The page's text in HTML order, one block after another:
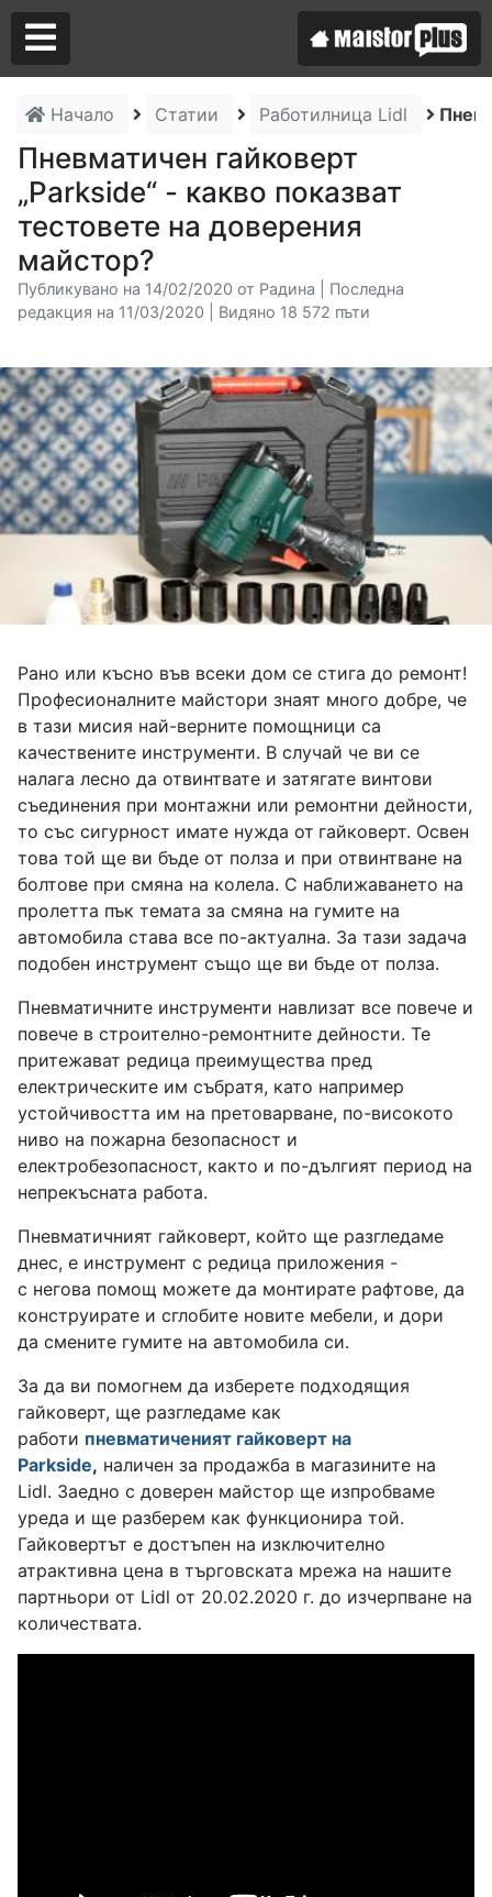
Начало Статии Работилница Lidl
Пневматичен гайковерт
„Parkside“ - какво показват
тестовете на доверения
майстор?
Публикувано на 14/02/2020 от Радина | Последна
редакция на 11/03/2020 | Видяно 18 572 пъти
Рано или късно във всеки дом се стига до ремонт!
Професионалните майстори знаят много добре, че
в тази мисия най-верните помощници са
качествените инструменти. В случай че ви се
налага лесно да отвинтвате и затягате винтови
съединения при монтажни или ремонтни дейности,
то със сигурност имате нужда от гайковерт. Освен
това той ще ви бъде от полза и при отвинтване на
болтове при смяна на колела. С наближаването на
пролетта пък темата за смяна на гумите на
автомобила става все по-актуална. За тази задача
подобен инструмент също ще ви бъде от полза.
Пневматичните инструменти навлизат все повече и
повече в строително-ремонтните дейности. Те
притежават редица преимущества пред
електрическите им събратя, като например
устойчивостта им на претоварване, по-високото
ниво на пожарна безопасност и
електробезопасност, както и по-дългият период на
непрекъсната работа.
Пневматичният гайковерт, който ще разгледаме
днес, е инструмент с редица приложения -
с негова помощ можете да монтирате рафтове, да
конструирате и сглобите новите мебели, и дори
да смените гумите на автомобила си.
За да ви помогнем да изберете подходящия
гайковерт, ще разгледаме как
работи пневматиченият гайковерт на
Parkside, наличен за продажба в магазините на
Lidl. Заедно с доверен майстор ще изпробваме
уреда и ще разберем как функционира той.
Гайковертът е достъпен на изключително
атрактивна цена в търговската мрежа на нашите
партньори от Lidl от 20.02.2020 г. до изчерпване на
количествата.
Аз съм майстор
Търся майстор